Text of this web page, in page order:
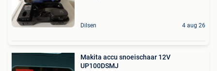
Dilsen 4 aug 26
Makita accu snoeischaar 12V
UP100DSMJ